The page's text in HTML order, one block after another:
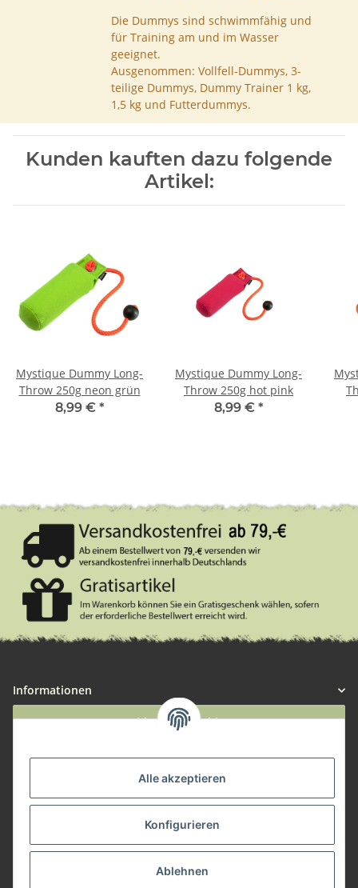
Alle akzeptieren
Konfigurieren
Ablehnen
Die Dummys sind schwimmfähig und
für Training am und im Wasser
geeignet.
Ausgenommen: Vollfell-Dummys, 3-
teilige Dummys, Dummy Trainer 1 kg,
1,5 kg und Futterdummys.
Kunden kauften dazu folgende
Artikel:
Mystique Dummy Long-
Throw 250g neon grün
8,99 € *
Mystique Dummy Long-
Throw 250g hot pink
8,99 € *
Informationen
Widerruf anmelden
Herstellerinformationen